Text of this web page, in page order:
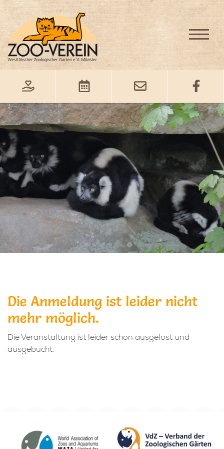
Die Anmeldung ist leider nicht
mehr möglich.
Die Veranstaltung ist leider schon ausgelost und
ausgebucht.